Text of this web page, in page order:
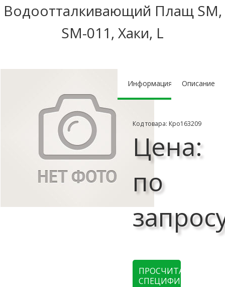
Водоотталкивающий Плащ SM,
SM-011, Хаки, L
Информация Описание
Код товара: Кро163209
Цена:
по
ПРОСЧИТАТЬ
СПЕЦИФИКАЦИЮ